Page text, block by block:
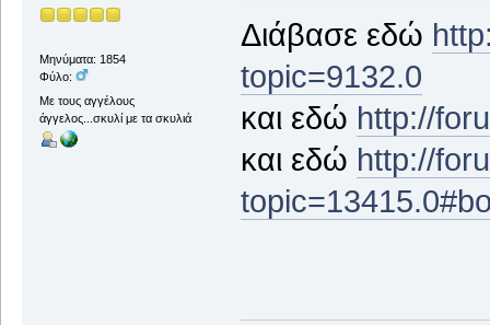
Μηνύματα: 1854
Φύλο:
Με τους αγγέλους
άγγελος...σκυλί με τα σκυλιά
Διάβασε εδώ
topic=9132.0
και εδώ http://
και εδώ http://